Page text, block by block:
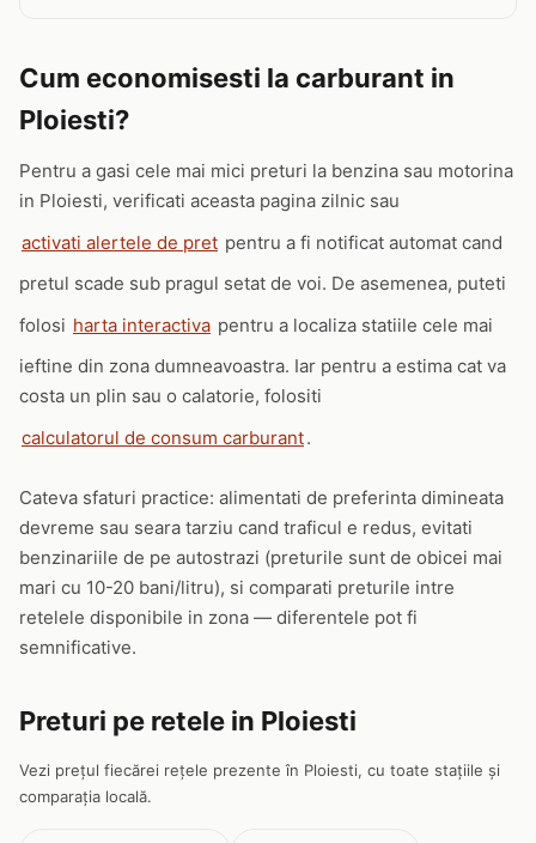
Cum economisesti la carburant in
Ploiesti?
Pentru a gasi cele mai mici preturi la benzina sau motorina
in Ploiesti, verificati aceasta pagina zilnic sau
activati alertele de pret pentru a fi notificat automat cand
pretul scade sub pragul setat de voi. De asemenea, puteti
folosi harta interactiva pentru a localiza statiile cele mai
ieftine din zona dumneavoastra. Iar pentru a estima cat va
costa un plin sau o calatorie, folositi
calculatorul de consum carburant.
Cateva sfaturi practice: alimentati de preferinta dimineata
devreme sau seara tarziu cand traficul e redus, evitati
benzinariile de pe autostrazi (preturile sunt de obicei mai
mari cu 10-20 bani/litru), si comparati preturile intre
retelele disponibile in zona — diferentele pot fi
semnificative.
Preturi pe retele in Ploiesti
Vezi prețul fiecărei rețele prezente în Ploiesti, cu toate stațiile și
comparația locală.